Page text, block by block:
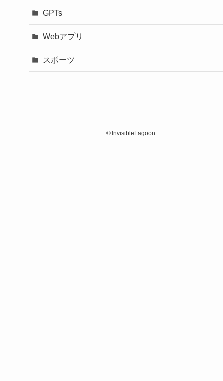
GPTs
Webアプリ
スポーツ
© InvisibleLagoon.